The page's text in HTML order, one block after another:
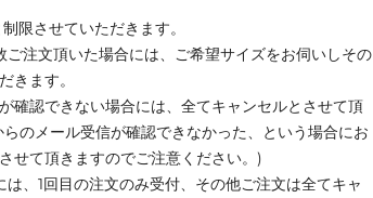
限させていただきます。
注文頂いた場合には、ご希望サイズをお伺いしその
きます。
確認できない場合には、全てキャンセルとさせて頂
のメール受信が確認できなかった、という場合にお
せて頂きますのでご注意ください。)
、1回目の注文のみ受付、その他ご注文は全てキャ